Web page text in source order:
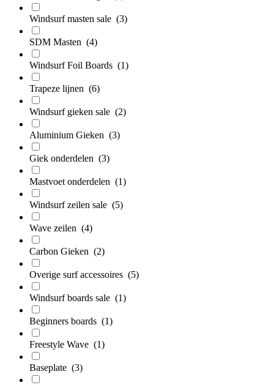
Windsurf masten sale (3)
SDM Masten (4)
Windsurf Foil Boards (1)
Trapeze lijnen (6)
Windsurf gieken sale (2)
Aluminium Gieken (3)
Giek onderdelen (3)
Mastvoet onderdelen (1)
Windsurf zeilen sale (5)
Wave zeilen (4)
Carbon Gieken (2)
Overige surf accessoires (5)
Windsurf boards sale (1)
Beginners boards (1)
Freestyle Wave (1)
Baseplate (3)